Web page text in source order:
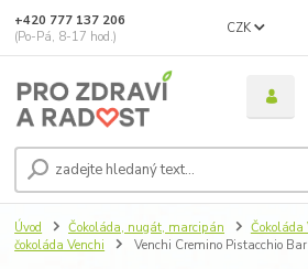
CZK
+420 777 137 206
(Po-Pá, 8-17 hod.)
Úvod Čokoláda, nugát, marcipán Čokoláda
čokoláda Venchi
Venchi Cremino Pistacchio